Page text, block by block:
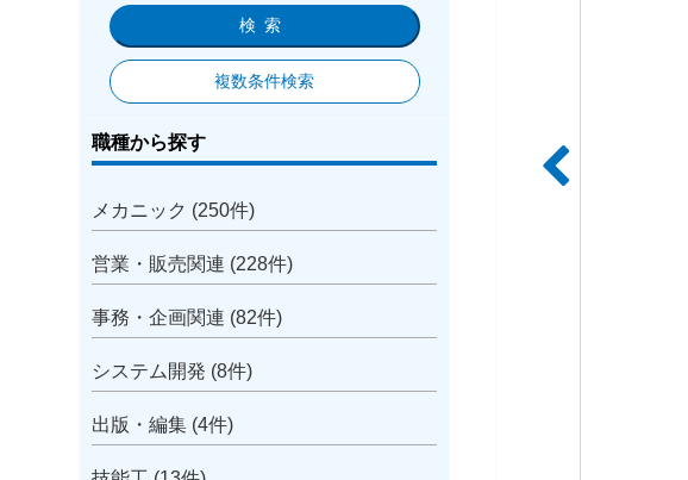
検索
複数条件検索
職種から探す
メカニック (250件)
営業・販売関連 (228件)
事務・企画関連 (82件)
システム開発 (8件)
出版・編集 (4件)